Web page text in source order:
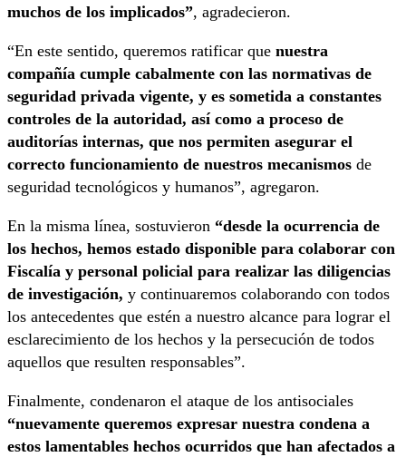
muchos de los implicados”, agradecieron.
“En este sentido, queremos ratificar que nuestra
compañía cumple cabalmente con las normativas de
seguridad privada vigente, y es sometida a constantes
controles de la autoridad, así como a proceso de
auditorías internas, que nos permiten asegurar el
correcto funcionamiento de nuestros mecanismos de
seguridad tecnológicos y humanos”, agregaron.
En la misma línea, sostuvieron “desde la ocurrencia de
los hechos, hemos estado disponible para colaborar con
Fiscalía y personal policial para realizar las diligencias
de investigación, y continuaremos colaborando con todos
los antecedentes que estén a nuestro alcance para lograr el
esclarecimiento de los hechos y la persecución de todos
aquellos que resulten responsables”.
Finalmente, condenaron el ataque de los antisociales
“nuevamente queremos expresar nuestra condena a
estos lamentables hechos ocurridos que han afectados a